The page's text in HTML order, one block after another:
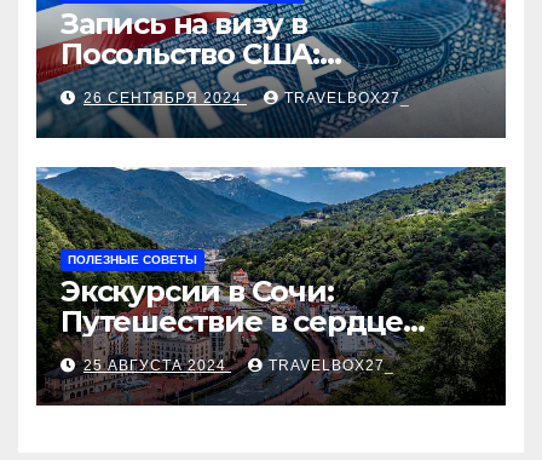
Запись на визу в
Посольство США:
Пошаговое руководство
26 СЕНТЯБРЯ 2024 TRAVELBOX27_
ПОЛЕЗНЫЕ СОВЕТЫ
Экскурсии в Сочи:
Путешествие в сердце
Черноморского курорта
25 АВГУСТА 2024 TRAVELBOX27_